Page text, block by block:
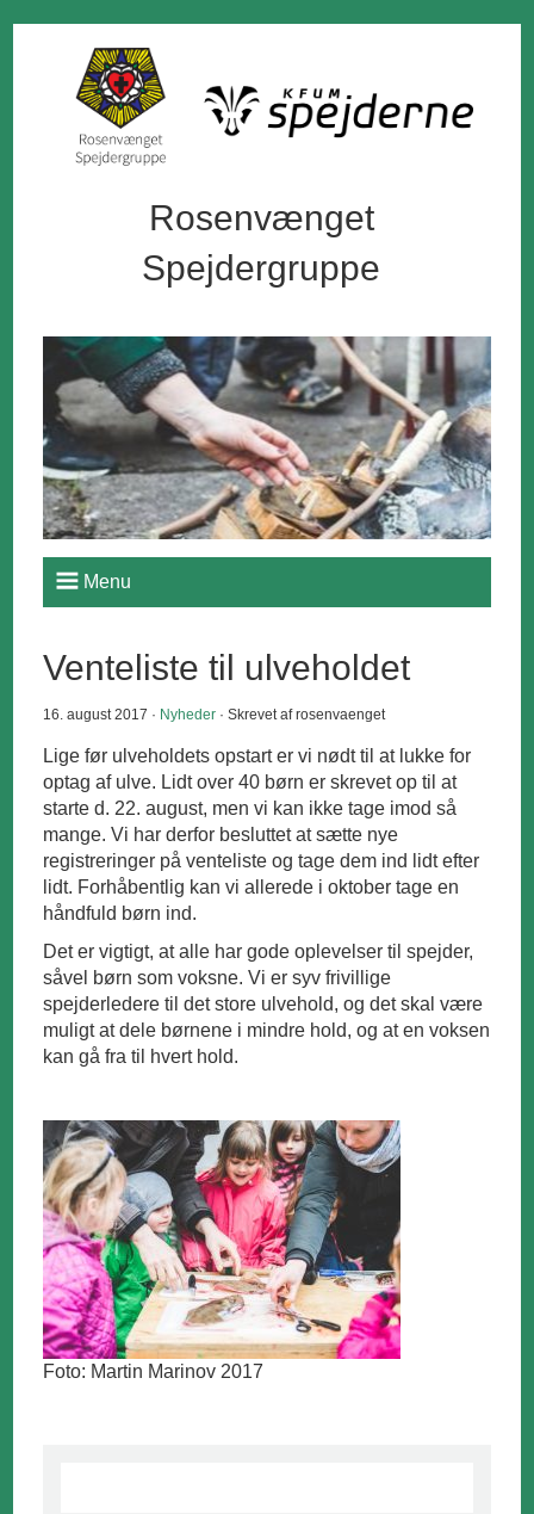
Rosenvænget
Spejdergruppe
Menu
Venteliste til ulveholdet
16. august 2017 · Nyheder · Skrevet af rosenvaenget
Lige før ulveholdets opstart er vi nødt til at lukke for
optag af ulve. Lidt over 40 børn er skrevet op til at
starte d. 22. august, men vi kan ikke tage imod så
mange. Vi har derfor besluttet at sætte nye
registreringer på venteliste og tage dem ind lidt efter
lidt. Forhåbentlig kan vi allerede i oktober tage en
håndfuld børn ind.
Det er vigtigt, at alle har gode oplevelser til spejder,
såvel børn som voksne. Vi er syv frivillige
spejderledere til det store ulvehold, og det skal være
muligt at dele børnene i mindre hold, og at en voksen
kan gå fra til hvert hold.
Foto: Martin Marinov 2017